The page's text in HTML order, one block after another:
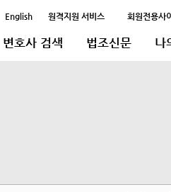
English 원격지원 서비스 회원전용사
변호사 검색 법조신문 나